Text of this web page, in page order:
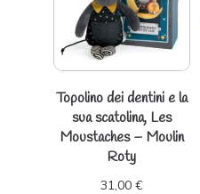
Topolino dei dentini e la
sua scatolina, Les
Moustaches – Moulin
Roty
31,00 €